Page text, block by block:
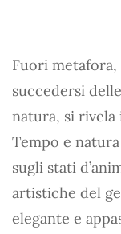
Fuori
succedersi
natura, si
Tempo e natura
sugli stati
artistiche del
elegante e